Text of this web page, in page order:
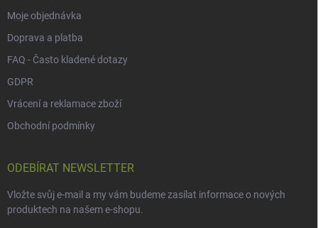
Moje objednávka
Doprava a platba
FAQ - Často kladené dotazy
GDPR
Vrácení a reklamace zboží
Obchodní podmínky
ODEBÍRAT NEWSLETTER
Vložte svůj e-mail a my vám budeme zasílat informace o nových
produktech na našem e-shopu.